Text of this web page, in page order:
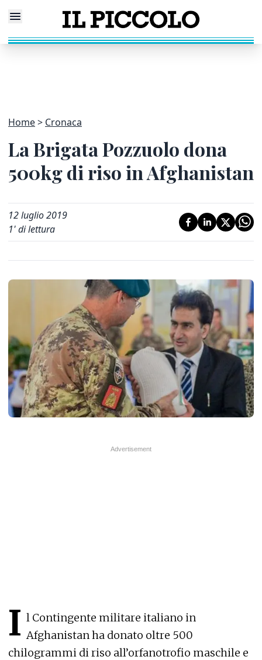
Home Cronaca
La Brigata Pozzuolo dona
500kg di riso in Afghanistan
12 luglio 2019
1' di lettura
I l Contingente militare italiano in
Afghanistan ha donato oltre 500
chilogrammi di riso all’orfanotrofio maschile e